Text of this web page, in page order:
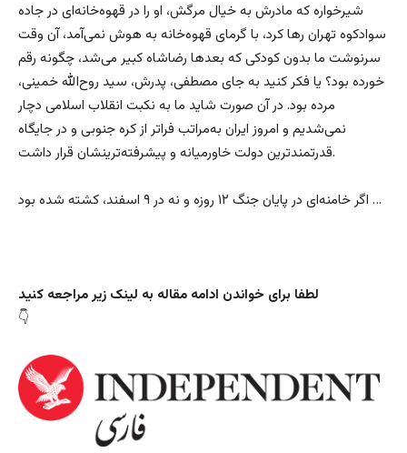
شیرخواره که مادرش به خیال مرگش، او را در قهوه‌خانه‌ای در جاده
سوادکوه تهران رها کرد، با گرمای قهوه‌خانه به هوش نمی‌آمد، آن وقت
سرنوشت ما بدون کودکی که بعدها رضاشاه کبیر می‌شد، چگونه رقم
خورده بود؟ یا فکر کنید به جای مصطفی، پدرش، سید روح‌الله خمینی،
مرده بود. در آن صورت شاید ما به نکبت انقلاب اسلامی دچار
نمی‌شدیم و امروز ایران به‌مراتب فراتر از کره جنوبی و در جایگاه
قدرتمندترین دولت خاورمیانه و پیشرفته‌ترینشان قرار داشت.
اگر خامنه‌ای در پایان جنگ ۱۲ روزه و نه در ۹ اسفند، کشته شده بود …
لطفا برای خواندن ادامه مقاله به لینک زیر مراجعه کنید
👇